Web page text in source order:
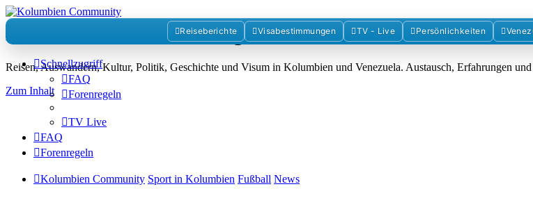
Kolumbienforum - Das grosse Forum der Freunde
Reisen, Auswandern, Kultur, Politik, Geschichte und Visum in Kolumbien und Venezuela. Austausch, Erfahrungen
Zum Inhalt
Reiseberichte Visabestimmungen TV - Live Persönlichkeiten
Schnellzugriff
FAQ
Forenregeln
TV Live
FAQ
Forenregeln
Kolumbien Community Sport in Kolumbien Fußball News